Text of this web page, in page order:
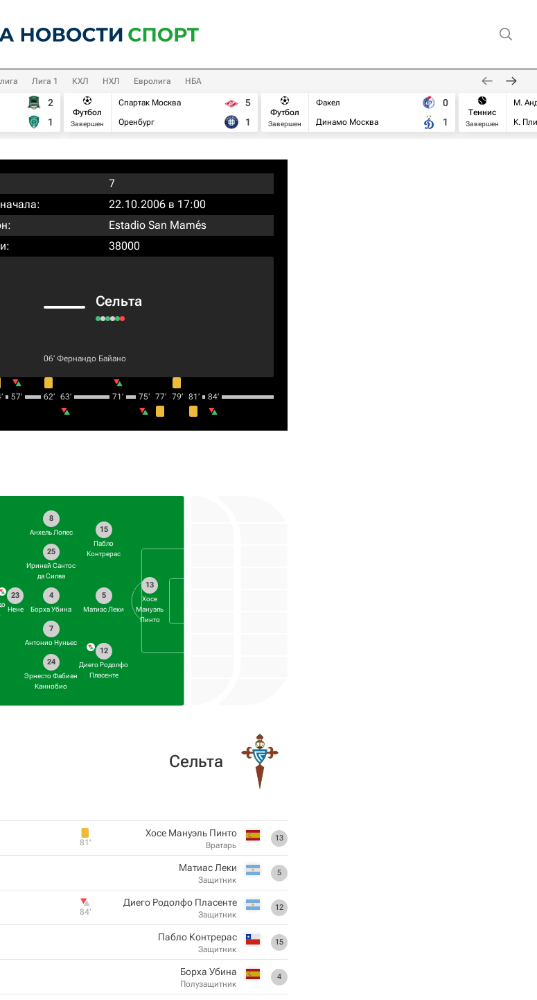
Лига 1 КХЛ НХЛ Евролига НБА
2
1
Футбол
Завершен
Спартак Москва
Оренбург
5
1
Футбол
Завершен
Факел
Динамо Москва
0
1
Теннис
Завершен
М.
К.
7
22.10.2006 в 17:00
Estadio San Mamés
38000
Сельта
06‎’‎ Фернандо Байано
57‎’‎ 62‎’‎ 63‎’‎ 71‎’‎ 75‎’‎ 77‎’‎ 79‎’‎ 81‎’‎ 84‎’‎
13
Хосе
Мануэль
Пинто
15
Пабло
Контрерас
5
Матиас Леки
12
Диего Родолфо
Пласенте
8
Анхель Лопес
25
Ириней Сантос
да Силва
4
Борха Убина
7
Антонио Нуньес
24
Эрнесто Фабиан
Каннобио
23
Нене
Сельта
13
Хосе Мануэль Пинто
Вратарь
81‎’‎
5
Матиас Леки
Защитник
12
Диего Родолфо Пласенте
Защитник
84‎’‎
15
Пабло Контрерас
Защитник
4
Борха Убина
Полузащитник